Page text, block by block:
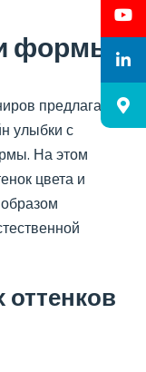
формы
предлагает
улыбки с
На этом
цвета и